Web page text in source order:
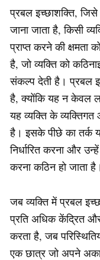
प्रबल इच्छाशक्ति,
जाना जाता है, किसी
प्राप्त करने की क्षमता
है, जो व्यक्ति को
संकल्प देती है। प्रबल
है, क्योंकि यह न केवल
यह व्यक्ति के व्यक्तिगत
है। इसके पीछे का तर्क
निर्धारित करना और
करना कठिन हो जाता है।
जब व्यक्ति में प्रबल
प्रति अधिक केंद्रित
करता है, जब
एक छात्र जो अपने